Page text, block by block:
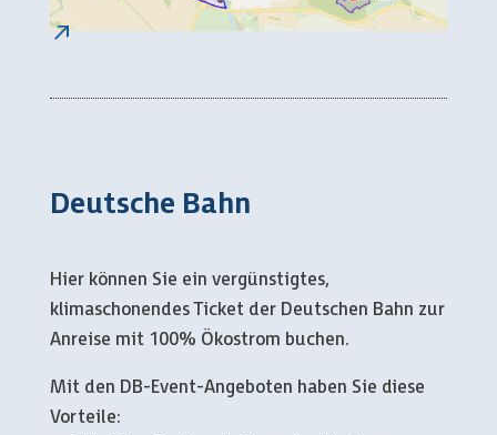
Deutsche Bahn
Hier können Sie ein vergünstigtes,
klimaschonendes Ticket der Deutschen Bahn zur
Anreise mit 100% Ökostrom buchen.
Mit den DB-Event-Angeboten haben Sie diese
Vorteile: